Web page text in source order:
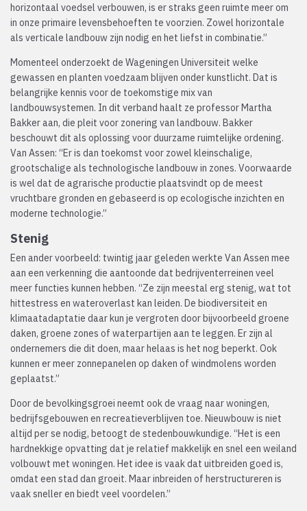
horizontaal voedsel verbouwen, is er straks geen ruimte meer om
in onze primaire levensbehoeften te voorzien. Zowel horizontale
als verticale landbouw zijn nodig en het liefst in combinatie.”
Momenteel onderzoekt de Wageningen Universiteit welke
gewassen en planten voedzaam blijven onder kunstlicht. Dat is
belangrijke kennis voor de toekomstige mix van
landbouwsystemen. In dit verband haalt ze professor Martha
Bakker aan, die pleit voor zonering van landbouw. Bakker
beschouwt dit als oplossing voor duurzame ruimtelijke ordening.
Van Assen: “Er is dan toekomst voor zowel kleinschalige,
grootschalige als technologische landbouw in zones. Voorwaarde
is wel dat de agrarische productie plaatsvindt op de meest
vruchtbare gronden en gebaseerd is op ecologische inzichten en
moderne technologie.”
Stenig
Een ander voorbeeld: twintig jaar geleden werkte Van Assen mee
aan een verkenning die aantoonde dat bedrijventerreinen veel
meer functies kunnen hebben. “Ze zijn meestal erg stenig, wat tot
hittestress en wateroverlast kan leiden. De biodiversiteit en
klimaatadaptatie daar kun je vergroten door bijvoorbeeld groene
daken, groene zones of waterpartijen aan te leggen. Er zijn al
ondernemers die dit doen, maar helaas is het nog beperkt. Ook
kunnen er meer zonnepanelen op daken of windmolens worden
geplaatst.”
Door de bevolkingsgroei neemt ook de vraag naar woningen,
bedrijfsgebouwen en recreatieverblijven toe. Nieuwbouw is niet
altijd per se nodig, betoogt de stedenbouwkundige. “Het is een
hardnekkige opvatting dat je relatief makkelijk en snel een weiland
volbouwt met woningen. Het idee is vaak dat uitbreiden goed is,
omdat een stad dan groeit. Maar inbreiden of herstructureren is
vaak sneller en biedt veel voordelen.”